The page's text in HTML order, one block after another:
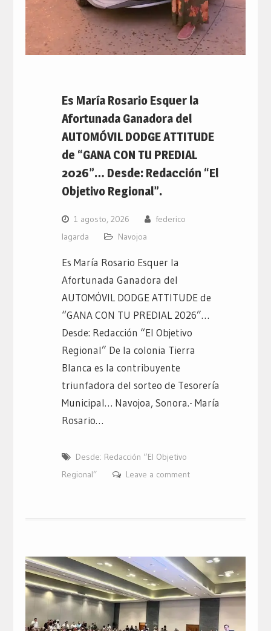
Es María Rosario Esquer la
Afortunada Ganadora del
AUTOMÓVIL DODGE ATTITUDE
de “GANA CON TU PREDIAL
2026”… Desde: Redacción “El
Objetivo Regional”.
1 agosto, 2026
federico
lagarda
Navojoa
Es María Rosario Esquer la
Afortunada Ganadora del
AUTOMÓVIL DODGE ATTITUDE de
“GANA CON TU PREDIAL 2026”…
Desde: Redacción “El Objetivo
Regional” De la colonia Tierra
Blanca es la contribuyente
triunfadora del sorteo de Tesorería
Municipal… Navojoa, Sonora.- María
Rosario…
Desde: Redacción “El Objetivo
Regional”
Leave a comment